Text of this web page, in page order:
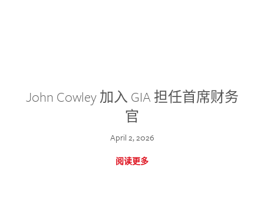
John Cowley 加入 GIA 担任首席财务
官
April 2, 2026
阅读更多